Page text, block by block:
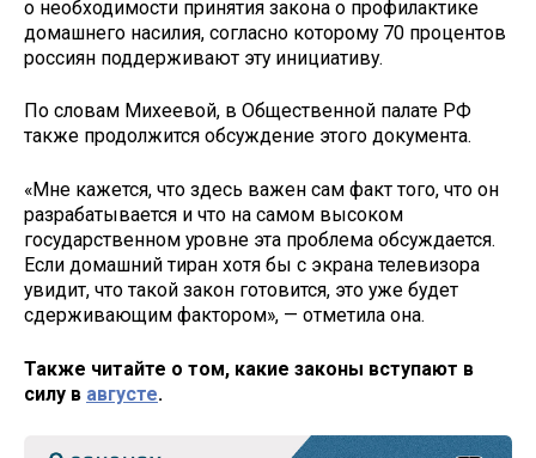
о необходимости принятия закона о профилактике
домашнего насилия, согласно которому 70 процентов
россиян поддерживают эту инициативу.
По словам Михеевой, в Общественной палате РФ
также продолжится обсуждение этого документа.
«Мне кажется, что здесь важен сам факт того, что он
разрабатывается и что на самом высоком
государственном уровне эта проблема обсуждается.
Если домашний тиран хотя бы с экрана телевизора
увидит, что такой закон готовится, это уже будет
сдерживающим фактором», — отметила она.
Также читайте о том, какие законы вступают в
силу в августе.